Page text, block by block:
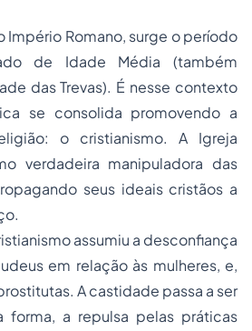
Império Romano, surge o período
de Idade Média (também
das Trevas). É nesse contexto
se consolida promovendo a
o cristianismo. A Igreja
verdadeira manipuladora das
seus ideais cristãos a
assumiu a desconfiança
em relação às mulheres, e,
A castidade passa a ser
forma, a repulsa pelas práticas